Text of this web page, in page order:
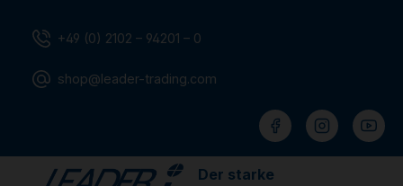
+49 (0) 2102 – 94201 – 0
shop@leader-trading.com
Der starke